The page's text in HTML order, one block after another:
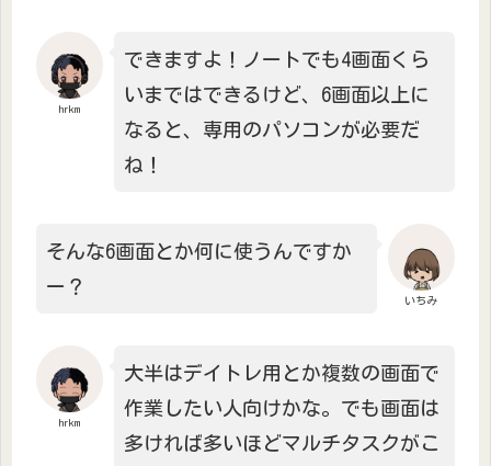
hrkm
できますよ！ノートでも4画面くら
いまではできるけど、6画面以上に
なると、専用のパソコンが必要だ
ね！
いちみ
そんな6画面とか何に使うんですか
ー？
hrkm
大半はデイトレ用とか複数の画面で
作業したい人向けかな。でも画面は
多ければ多いほどマルチタスクがこ